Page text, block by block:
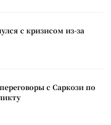
с кризисом из-за
с Саркози по